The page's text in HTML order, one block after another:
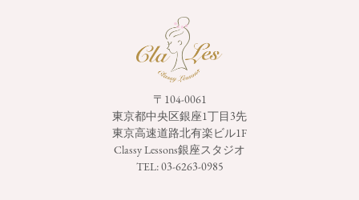
〒104-0061
東京都中央区銀座1丁目3先
東京高速道路北有楽ビル1F
Classy Lessons銀座スタジオ
TEL:03-6263-0985